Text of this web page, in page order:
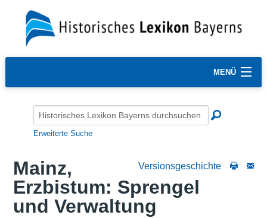
MENÜ
Erweiterte Suche
Versionsgeschichte
Mainz,
Erzbistum: Sprengel
und Verwaltung